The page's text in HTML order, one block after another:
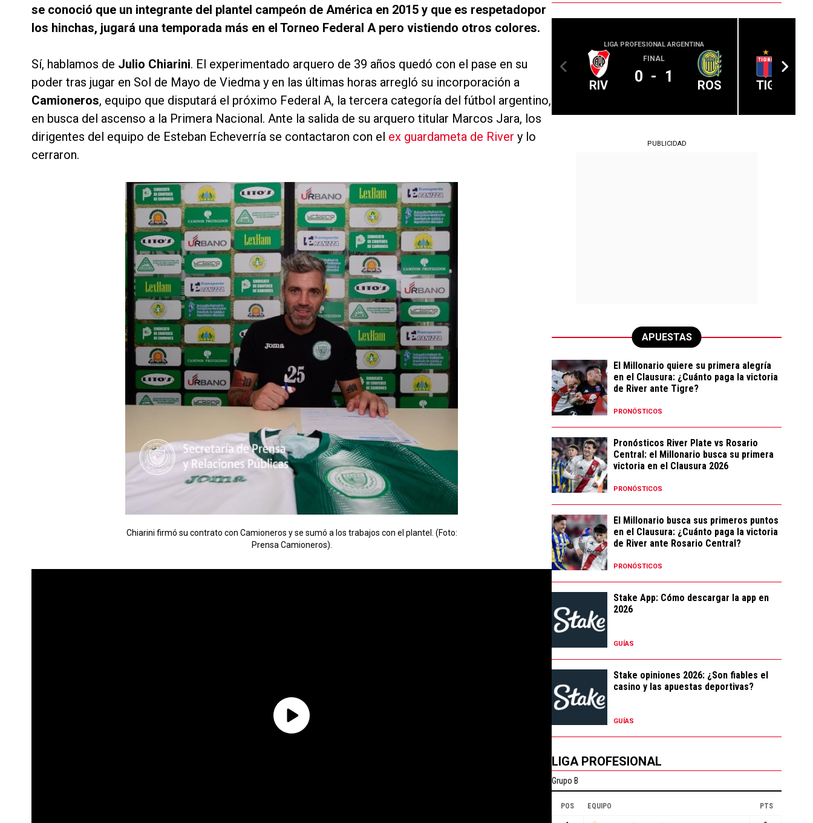
se conoció que un integrante del plantel campeón de América en 2015 y que es respetadopor
los hinchas, jugará una temporada más en el Torneo Federal A pero vistiendo otros colores.
Sí, hablamos de Julio Chiarini. El experimentado arquero de 39 años quedó con el pase en su
poder tras jugar en Sol de Mayo de Viedma y en las últimas horas arregló su incorporación a
Camioneros, equipo que disputará el próximo Federal A, la tercera categoría del fútbol argentino,
en busca del ascenso a la Primera Nacional. Ante la salida de su arquero titular Marcos Jara, los
dirigentes del equipo de Esteban Echeverría se contactaron con el ex guardameta de River y lo
cerraron.
Chiarini firmó su contrato con Camioneros y se sumó a los trabajos con el plantel. (Foto:
Prensa Camioneros).
LIGA PROFESIONAL ARGENTINA
RIV
FINAL
0 - 1 ROS TIG
PUBLICIDAD
APUESTAS
El Millonario quiere su primera alegría
en el Clausura: ¿Cuánto paga la victoria
de River ante Tigre?
PRONÓSTICOS
Pronósticos River Plate vs Rosario
Central: el Millonario busca su primera
victoria en el Clausura 2026
PRONÓSTICOS
El Millonario busca sus primeros puntos
en el Clausura: ¿Cuánto paga la victoria
de River ante Rosario Central?
PRONÓSTICOS
Stake App: Cómo descargar la app en
2026
GUÍAS
Stake opiniones 2026: ¿Son fiables el
casino y las apuestas deportivas?
GUÍAS
LIGA PROFESIONAL